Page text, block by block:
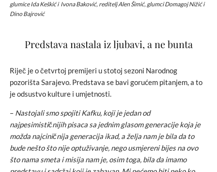
glumice Ida Keškić i Ivona Baković, reditelj Alen Šimić, glumci Domagoj Nižić i
Dino Bajrović
Predstava nastala iz ljubavi, a ne bunta
Riječ je o četvrtoj premijeri u stotoj sezoni Narodnog
pozorišta Sarajevo. Predstava se bavi gorućem pitanjem, a to
je odsustvo kulture i umjetnosti.
– Nastojali smo spojiti Kafku, koji je jedan od
najpesimističnijih pisaca sa jednim glasom generacije koja je
možda najciničnija generacija ikad, a želja nam je bila da to
bude nešto što nije optuživanje, nego usmjereni bijes na ovo
što nama smeta i misija nam je, osim toga, bila da imamo